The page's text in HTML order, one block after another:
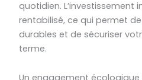
quotidien. L’investissement
rentabilisé, ce qui permet
durables et de sécuriser
terme.